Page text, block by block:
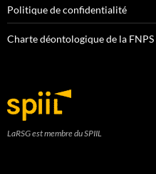
Politique de confidentialité
Charte déontologique de la
LaRSG est membre du SPIIL